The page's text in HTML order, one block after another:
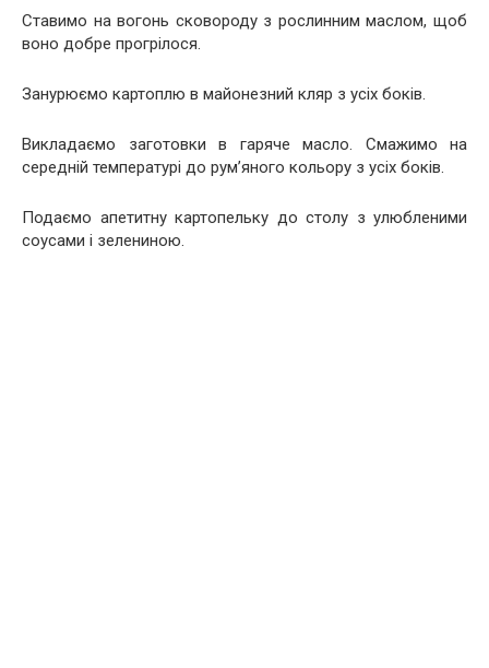
Ставимо на вогонь сковороду з рослинним маслом, щоб
воно добре прогрілося.
Занурюємо картоплю в майонезний кляр з усіх боків.
Викладаємо заготовки в гаряче масло. Смажимо на
середній температурі до рум’яного кольору з усіх боків.
Подаємо апетитну картопельку до столу з улюбленими
соусами і зелениною.